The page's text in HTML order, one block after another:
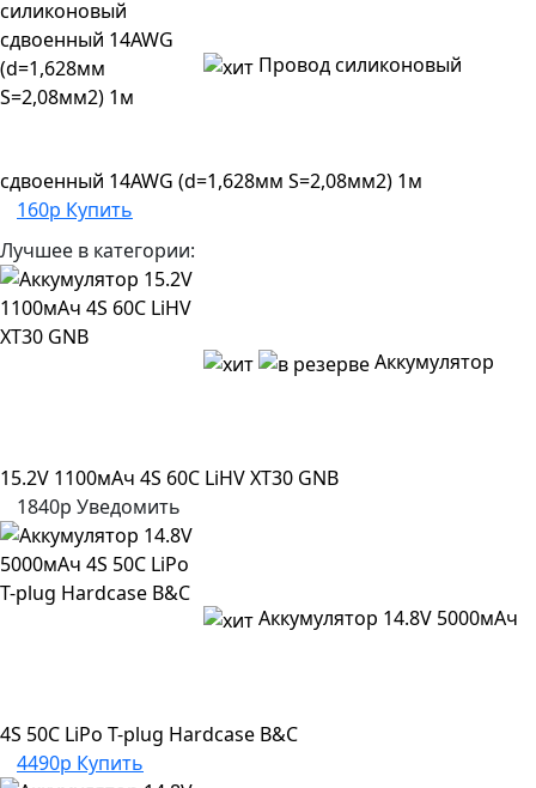
Провод силиконовый
сдвоенный 14AWG (d=1,628мм S=2,08мм2) 1м
160р Купить
Лучшее в категории:
Аккумулятор
15.2V 1100мАч 4S 60C LiHV XT30 GNB
1840р Уведомить
Аккумулятор 14.8V 5000мАч
4S 50C LiPo T-plug Hardcase B&C
4490р Купить